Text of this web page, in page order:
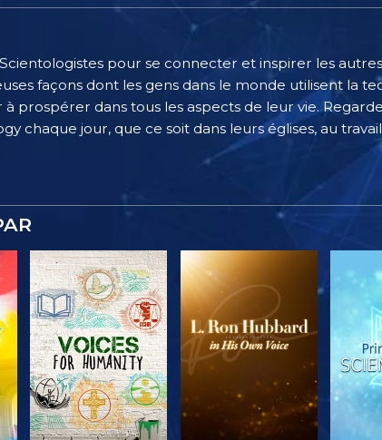
pour se connecter et inspirer les
façons dont les gens dans le monde utilisent la
dans tous les aspects de leur vie.
chaque jour, que ce soit dans leurs églises, au